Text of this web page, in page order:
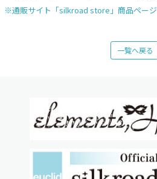
※通販サイト「silkroad store」商品ページ
一覧へ戻る